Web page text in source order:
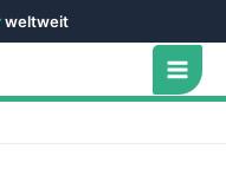
weltweit